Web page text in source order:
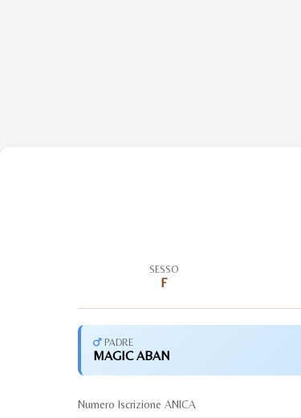
SESSO
F
PADRE
MAGIC ABAN
Numero Iscrizione ANICA